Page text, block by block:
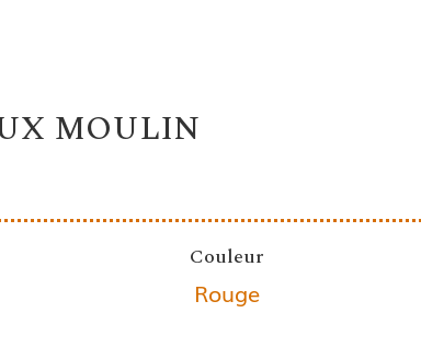
MOULIN
Couleur
Rouge